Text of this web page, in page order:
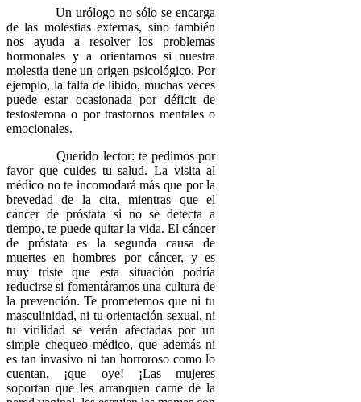
Un urólogo no sólo se encarga
de las molestias externas, sino también
nos ayuda a resolver los problemas
hormonales y a orientarnos si nuestra
molestia tiene un origen psicológico. Por
ejemplo, la falta de libido, muchas veces
puede estar ocasionada por déficit de
testosterona o por trastornos mentales o
emocionales.
Querido lector: te pedimos por
favor que cuides tu salud. La visita al
médico no te incomodará más que por la
brevedad de la cita, mientras que el
cáncer de próstata si no se detecta a
tiempo, te puede quitar la vida. El cáncer
de próstata es la segunda causa de
muertes en hombres por cáncer, y es
muy triste que esta situación podría
reducirse si fomentáramos una cultura de
la prevención. Te prometemos que ni tu
masculinidad, ni tu orientación sexual, ni
tu virilidad se verán afectadas por un
simple chequeo médico, que además ni
es tan invasivo ni tan horroroso como lo
cuentan, ¡que oye! ¡Las mujeres
soportan que les arranquen carne de la